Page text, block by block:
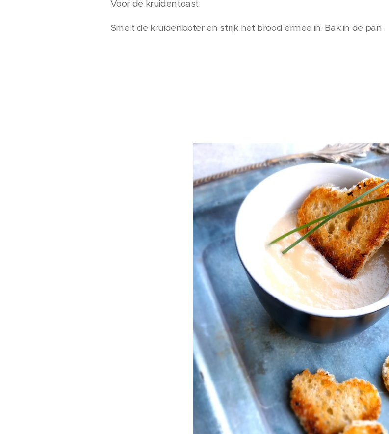
Voor de kruidentoast:
Smelt de kruidenboter en strijk het brood ermee in. Bak in de pan.